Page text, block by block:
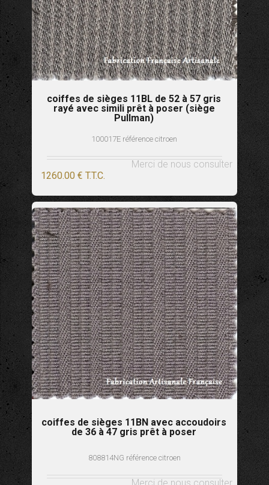
coiffes de sièges 11BL de 52 à 57 gris
rayé avec simili prêt à poser (siège
Pullman)
100017E référence citroen
1260.00 € T.T.C.
Merci de nous consulter
coiffes de sièges 11BN avec accoudoirs
de 36 à 47 gris prêt à poser
808814NG référence citroen